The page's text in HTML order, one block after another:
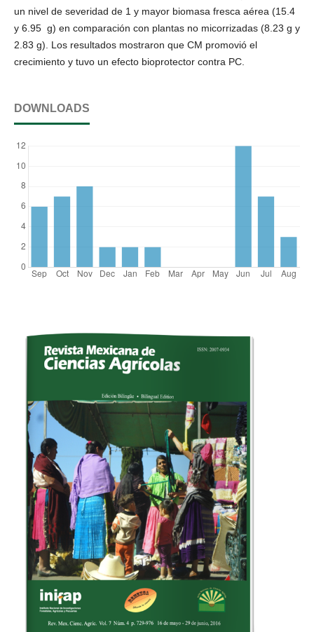
un nivel de severidad de 1 y mayor biomasa fresca aérea (15.4
y 6.95 g) en comparación con plantas no micorrizadas (8.23 g y
2.83 g). Los resultados mostraron que CM promovió el
crecimiento y tuvo un efecto bioprotector contra PC.
DOWNLOADS